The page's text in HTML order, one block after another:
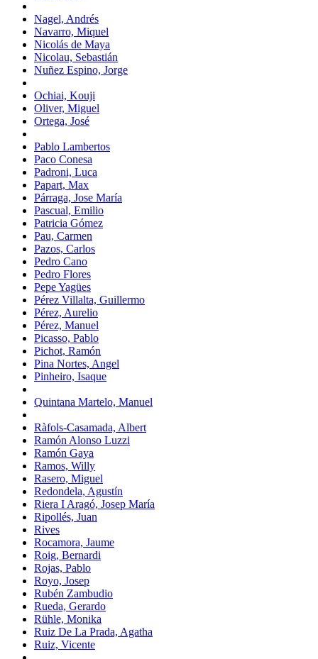
Nagel, Andrés
Navarro, Miquel
Nicolás de Maya
Nicolau, Sebastián
Nuñez Espino, Jorge
Ochiai, Kouji
Oliver, Miguel
Ortega, José
Pablo Lambertos
Paco Conesa
Padroni, Luca
Papart, Max
Párraga, Jose María
Pascual, Emilio
Patricia Gómez
Pau, Carmen
Pazos, Carlos
Pedro Cano
Pedro Flores
Pepe Yagües
Pérez Villalta, Guillermo
Pérez, Aurelio
Pérez, Manuel
Picasso, Pablo
Pichot, Ramón
Pina Nortes, Angel
Pinheiro, Isaque
Quintana Martelo, Manuel
Ràfols-Casamada, Albert
Ramón Alonso Luzzi
Ramón Gaya
Ramos, Willy
Rasero, Miguel
Redondela, Agustín
Riera I Aragó, Josep María
Ripollés, Juan
Rives
Rocamora, Jaume
Roig, Bernardi
Rojas, Pablo
Royo, Josep
Rubén Zambudio
Rueda, Gerardo
Rühle, Monika
Ruiz De La Prada, Agatha
Ruiz, Vicente